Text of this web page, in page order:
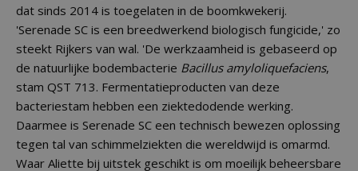
dat sinds 2014 is toegelaten in de boomkwekerij.
'Serenade SC is een breedwerkend biologisch fungicide,' zo
steekt Rijkers van wal. 'De werkzaamheid is gebaseerd op
de natuurlijke bodembacterie Bacillus amyloliquefaciens,
stam QST 713. Fermentatieproducten van deze
bacteriestam hebben een ziektedodende werking.
Daarmee is Serenade SC een technisch bewezen oplossing
tegen tal van schimmelziekten die wereldwijd is omarmd.
Waar Aliette bij uitstek geschikt is om moeilijk beheersbare